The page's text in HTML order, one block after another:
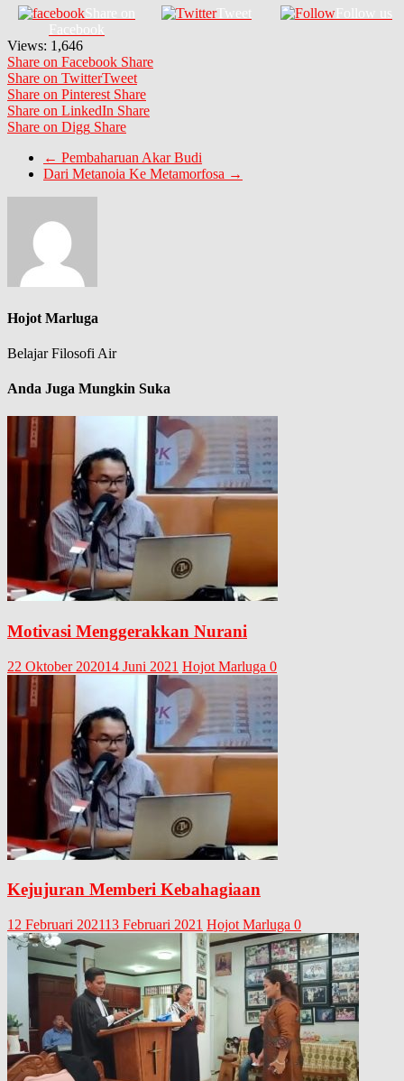
Share on
Facebook
Tweet Follow us
Views: 1,646
Share on Facebook Share
Share on TwitterTweet
Share on Pinterest Share
Share on LinkedIn Share
Share on Digg Share
← Pembaharuan Akar Budi
Dari Metanoia Ke Metamorfosa →
Hojot Marluga
Belajar Filosofi Air
Anda Juga Mungkin Suka
Motivasi Menggerakkan Nurani
22 Oktober 202014 Juni 2021 Hojot Marluga 0
Kejujuran Memberi Kebahagiaan
12 Februari 202113 Februari 2021 Hojot Marluga 0